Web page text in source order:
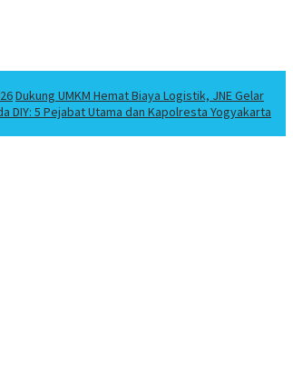
Dukung UMKM Hemat Biaya Logistik, JNE Gelar
DIY: 5 Pejabat Utama dan Kapolresta Yogyakarta